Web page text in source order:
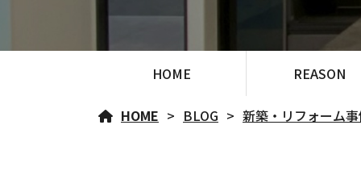
HOME REASON
HOME BLOG 新築・リフォーム